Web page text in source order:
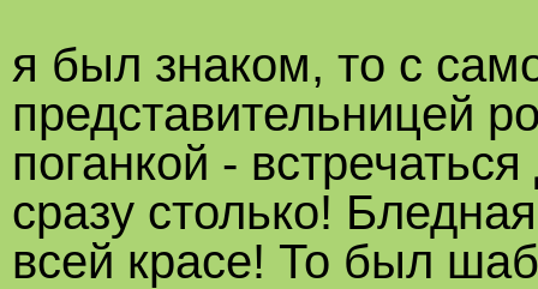
я был знаком, то с
представительницей
поганкой -
сразу столько!
всей красе! То был